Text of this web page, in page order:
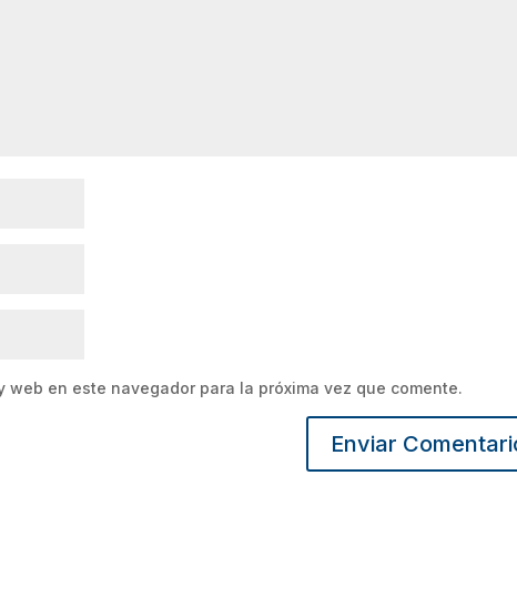
web en este navegador para la próxima vez que comente.